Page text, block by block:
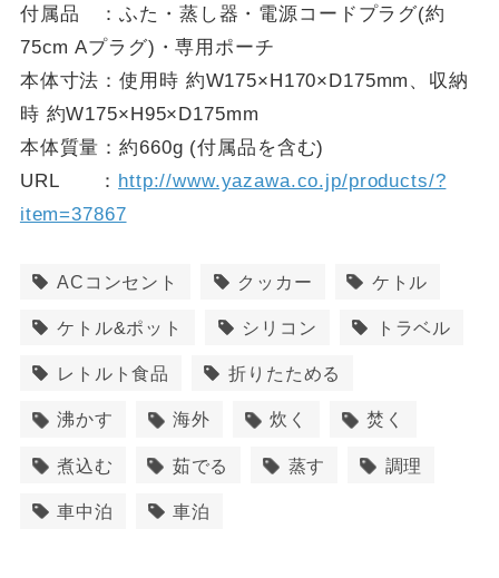
付属品 ：ふた・蒸し器・電源コードプラグ(約
75cm Aプラグ)・専用ポーチ
本体寸法：使用時 約W175×H170×D175mm、収納
時 約W175×H95×D175mm
本体質量：約660g (付属品を含む)
URL ： http://www.yazawa.co.jp/products/?
item=37867
ACコンセント クッカー ケトル
ケトル&ポット シリコン トラベル
レトルト食品 折りたためる
沸かす 海外 炊く 焚く
煮込む 茹でる 蒸す 調理
車中泊 車泊